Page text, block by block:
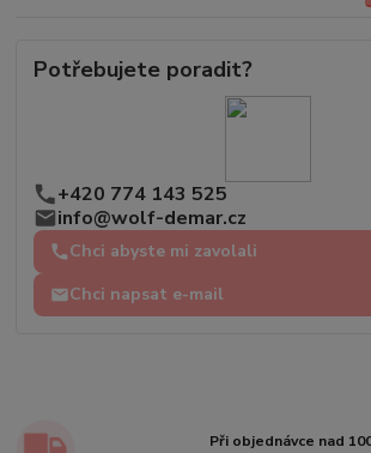
Potřebujete poradit?
+420 774 143 525
info@wolf-demar.cz
Chci abyste mi zavolali
Chci napsat e-mail
Při objednávce nad